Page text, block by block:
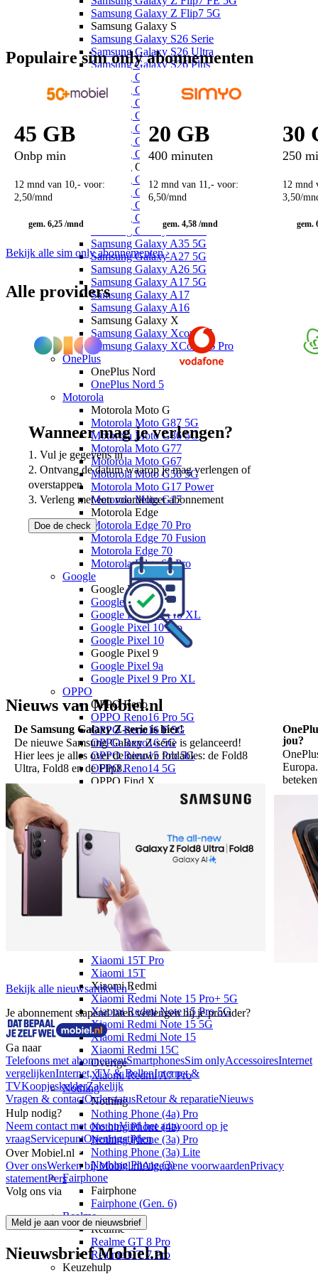
Samsung Galaxy Z Flip7 5G
Samsung Galaxy S
Samsung Galaxy S26 Serie
Samsung Galaxy S26 Ultra
Samsung Galaxy S26 Plus
Samsung Galaxy S26
Samsung Galaxy S25 Ultra
Samsung Galaxy S25 Plus
Samsung Galaxy S25 FE
Samsung Galaxy S25 Edge
Samsung Galaxy S25
Samsung Galaxy S24 FE
Samsung Galaxy A
Samsung Galaxy A57 5G
Samsung Galaxy A56 5G
Samsung Galaxy A55 5G
Samsung Galaxy A37 5G
Samsung Galaxy A36 5G
Samsung Galaxy A35 5G
Samsung Galaxy A27 5G
Samsung Galaxy A26 5G
Samsung Galaxy A17 5G
Samsung Galaxy A17
Samsung Galaxy A16
Samsung Galaxy X
Samsung Galaxy Xcover 7
Samsung Galaxy XCover 6 Pro
OnePlus
OnePlus Nord
OnePlus Nord 5
Motorola
Motorola Moto G
Motorola Moto G87 5G
Motorola Moto G86 5G
Motorola Moto G77
Motorola Moto G67
Motorola Moto G56 5G
Motorola Moto G17 Power
Motorola Moto G17
Motorola Edge
Motorola Edge 70 Pro
Motorola Edge 70 Fusion
Motorola Edge 70
Motorola Edge 60 Pro
Google
Google Pixel 10
Google Pixel 10a
Google Pixel 10 Pro XL
Google Pixel 10 Pro
Google Pixel 10
Google Pixel 9
Google Pixel 9a
Google Pixel 9 Pro XL
OPPO
OPPO Reno
OPPO Reno16 Pro 5G
OPPO Reno16 F 5G
OPPO Reno16 5G
OPPO Reno15 Pro 5G
OPPO Reno14 5G
OPPO Find X
OPPO Find X9 Ultra
OPPO A6x 5G
OPPO A6 5G
Xiaomi 17
Xiaomi 17T Pro
Xiaomi 17T
Xiaomi 17 Ultra
Xiaomi 17
Xiaomi 15
Xiaomi 15T Pro
Xiaomi 15T
Xiaomi Redmi
Xiaomi Redmi Note 15 Pro+ 5G
Xiaomi Redmi Note 15 Pro 5G
Xiaomi Redmi Note 15 5G
Xiaomi Redmi Note 15
Xiaomi Redmi 15C
Overige
Xiaomi Redmi A7 Pro
Nothing
Nothing
Nothing Phone (4a) Pro
Nothing Phone (4a)
Nothing Phone (3a) Pro
Nothing Phone (3a) Lite
Nothing Phone (3)
Fairphone
Fairphone
Fairphone (Gen. 6)
Realme
Realme
Realme GT 8 Pro
Realme GT 7 Pro
Keuzehulp
Populaire sim only abonnementen
45 GB
Onbp min
12 mnd van 10,- voor:
2,50/mnd
gem. 6,25 /mnd
20 GB
400 minuten
12 mnd van 11,- voor:
6,50/mnd
gem. 4,58 /mnd
30
250
12 mnd
3,50/
gem.
Bekijk alle sim only abonnementen ›
Alle providers
Wanneer mag je verlengen?
1. Vul je gegevens in
2. Ontvang de datum waarop je mag verlengen of
overstappen
3. Verleng met een voordeliger abonnement
Doe de check
Nieuws van Mobiel.nl
De Samsung Galaxy Z-serie is hier!
De nieuwe Samsung Galaxy Z-serie is gelanceerd!
Hier lees je alles over de nieuwe foldables: de Fold8
Ultra, Fold8 en de Flip8.
jou?
Bekijk alle nieuwsartikelen ›
Je abonnement slapend laten verlengen bij je provider?
Ga naar
Telefoons met abonnementSmartphonesSim onlyAccessoiresInternet
vergelijkenInternet, TV & BellenInternet &
TVKoopjeskelderZakelijk
Vragen & contactOrderstatusRetour & reparatieNieuws
Hulp nodig?
Neem contact met ons opVind het antwoord op je
vraagServicepuntOpeningstijden
Over Mobiel.nl
Over onsWerken bij Mobiel.nlAlgemene voorwaardenPrivacy
statementPers
Volg ons via
Meld je aan voor de nieuwsbrief
Nieuwsbrief Mobiel.nl